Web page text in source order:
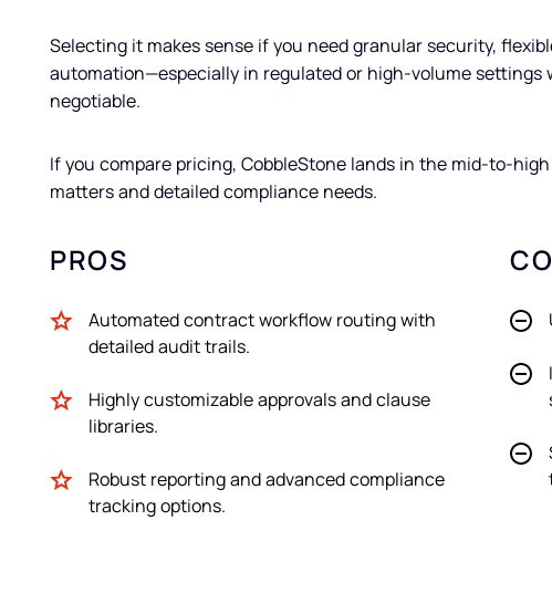
Selecting it makes sense if you need granular security,
automation—especially in regulated or high-volume settings
negotiable.
If you compare pricing, CobbleStone lands in the mid-to-
matters and detailed compliance needs.
PROS
Automated contract workflow routing with
detailed audit trails.
Highly customizable approvals and clause
libraries.
Robust reporting and advanced compliance
tracking options.